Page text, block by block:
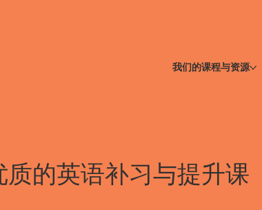
我们的课程与资源
质的英语补习与提升课